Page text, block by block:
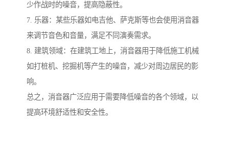
少作战时的噪音，提高隐蔽性。
7. 乐器：某些乐器如电吉他、萨克斯等也会使用消音器
来调节音色和音量，满足不同演奏需求。
8. 建筑领域：在建筑工地上，消音器用于降低施工机械
如打桩机、挖掘机等产生的噪音，减少对周边居民的影
响。
总之，消音器广泛应用于需要降低噪音的各个领域，以
提高环境舒适性和安全性。